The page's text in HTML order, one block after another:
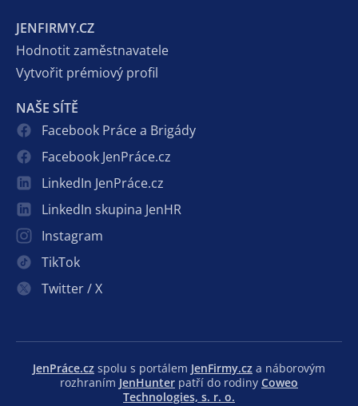
JENFIRMY.CZ
Hodnotit zaměstnavatele
Vytvořit prémiový profil
NAŠE SÍTĚ
Facebook Práce a Brigády
Facebook JenPráce.cz
LinkedIn JenPráce.cz
LinkedIn skupina JenHR
Instagram
TikTok
Twitter / X
JenPráce.cz spolu s portálem JenFirmy.cz a náborovým
rozhraním JenHunter patří do rodiny Coweo
Technologies, s. r. o.